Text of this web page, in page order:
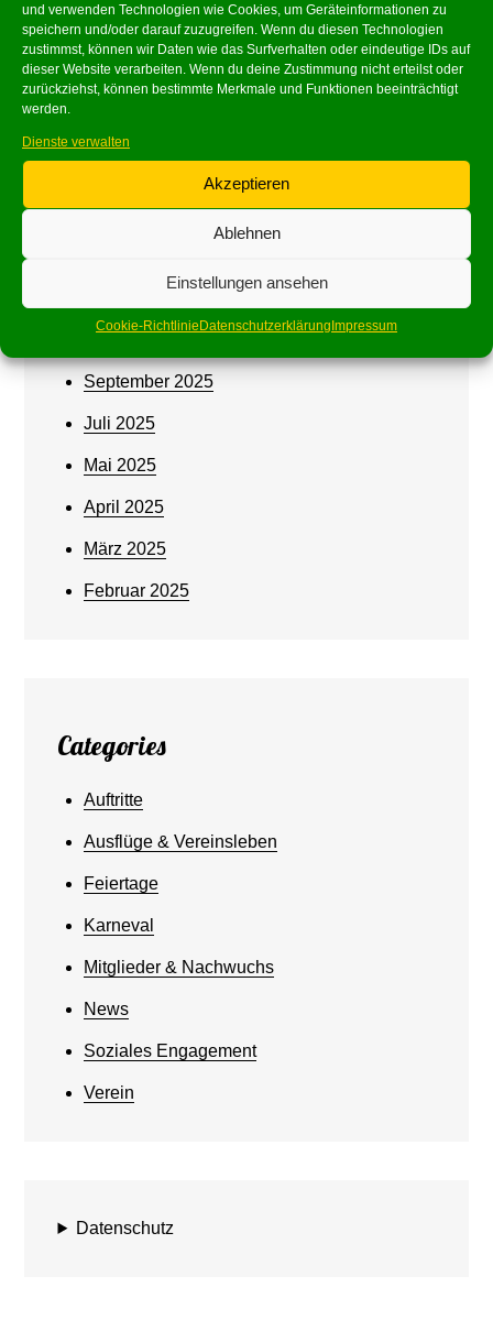
und verwenden Technologien wie Cookies, um Geräteinformationen zu
speichern und/oder darauf zuzugreifen. Wenn du diesen Technologien
zustimmst, können wir Daten wie das Surfverhalten oder eindeutige IDs auf
dieser Website verarbeiten. Wenn du deine Zustimmung nicht erteilst oder
zurückziehst, können bestimmte Merkmale und Funktionen beeinträchtigt
werden.
Dienste verwalten
Akzeptieren
Ablehnen
Einstellungen ansehen
Cookie-RichtlinieDatenschutzerklärungImpressum
Archives
März 2026
September 2025
Juli 2025
Mai 2025
April 2025
März 2025
Februar 2025
Categories
Auftritte
Ausflüge & Vereinsleben
Feiertage
Karneval
Mitglieder & Nachwuchs
News
Soziales Engagement
Verein
Datenschutz